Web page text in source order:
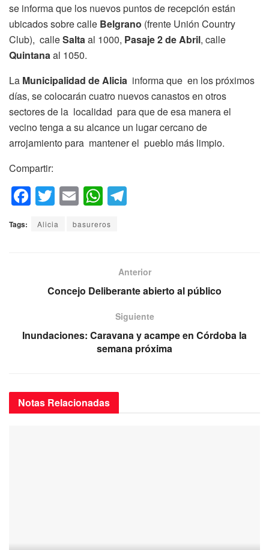
se informa que los nuevos puntos de recepción están
ubicados sobre calle Belgrano (frente Unión Country
Club), calleSaltaal 1000, Pasaje 2 de Abril, calle
Quintanaal 1050.
La Municipalidad de Alicia informa que en los próximos
días, se colocarán cuatro nuevos canastos en otros
sectores de la localidad para que de esa manera el
vecino tenga a su alcance un lugar cercano de
arrojamiento para mantener el pueblo más limpio.
Compartir:
F
a
c
k
T
wi
tt
E
m
ail
W
h
at
p
a
m
Tags: Alicia basureros
Anterior
Concejo Deliberante abierto al público
Siguiente
Inundaciones: Caravana y acampe en Córdoba la
semana próxima
Notas Relacionadas